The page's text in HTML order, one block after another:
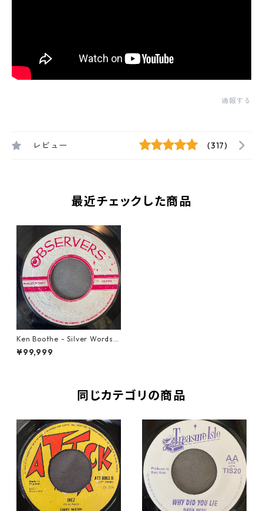
通報する
レビュー (317)
最近チェックした商品
Ken Boothe - Silver Words
【7-21775】
¥99,999
同じカテゴリの商品